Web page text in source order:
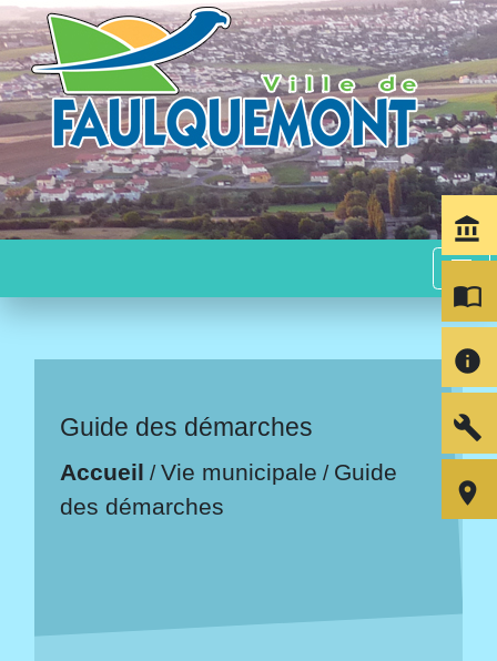
menu
Guide des démarches
Accueil /Vie municipale / Guide
des démarches
account_balance
import_contacts
info
build
room